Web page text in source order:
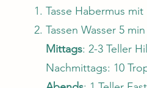
Tasse Habermus mit
Tassen Wasser 5
Mittags: 2-3 Teller
Nachmittags: 10